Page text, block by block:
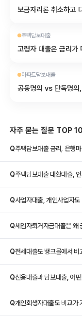
보금자리론 취소하고
주택담보대출
고령자 대출은 금리가
아파트담보대출
공동명의 vs 단독명의
자주 묻는 질문 TOP 10
Q주택담보대출 금리, 은행
Q주택담보대출 대환대출,
Q사업자대출, 개인사업자
Q세입자퇴거자금대출은 왜
Q전세대출도 뱅크몰에서 비
Q신용대출과 담보대출, 어
Q개인회생자대출도 비교가